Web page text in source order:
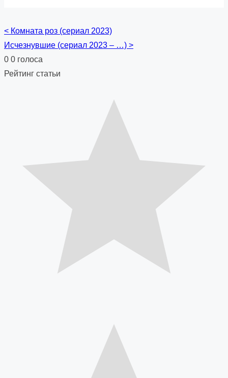
Posts
navigation
< Комната роз (сериал 2023)
Исчезнувшие (сериал 2023 – …) >
0 0 голоса
Рейтинг статьи